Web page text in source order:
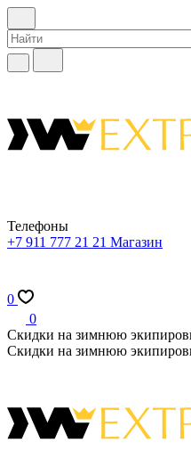
Телефоны
+7 911 777 21 21 Магазин
0
0
Скидки на зимнюю
Скидки на зимнюю